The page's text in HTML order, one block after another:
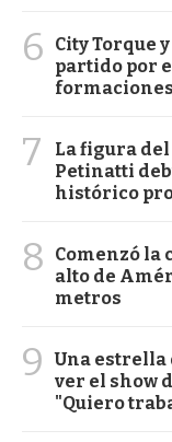
6
City Torque
partido por
7
La figura del
Petinatti
histórico
8
Comenzó la
alto de
metros
9
Una estrella
ver el show
"Quiero